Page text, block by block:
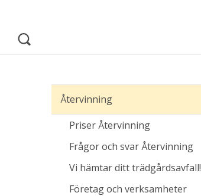
Återvinning
Priser Återvinning
Frågor och svar Återvinning
Vi hämtar ditt trädgårdsavfall!
Företag och verksamheter